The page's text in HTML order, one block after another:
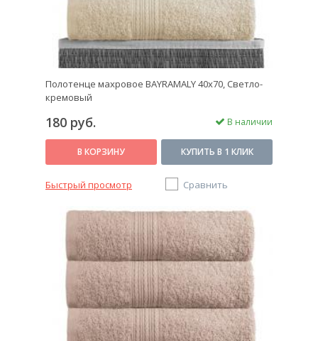
Полотенце махровое BAYRAMALY 40х70, Светло-
кремовый
180 руб. В наличии
В КОРЗИНУ КУПИТЬ В 1 КЛИК
Быстрый просмотр Сравнить